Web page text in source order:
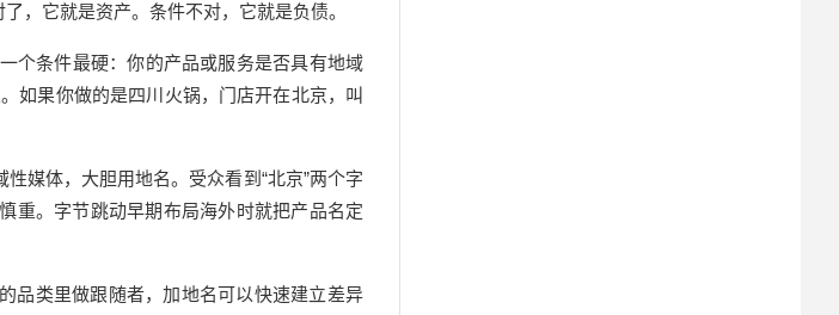
，它就是资产。条件不对，它就是负债。
个条件最硬：你的产品或服务是否具有地域
如果你做的是四川火锅，门店开在北京，叫
媒体，大胆用地名。受众看到“北京”两个字
重。字节跳动早期布局海外时就把产品名定
品类里做跟随者，加地名可以快速建立差异